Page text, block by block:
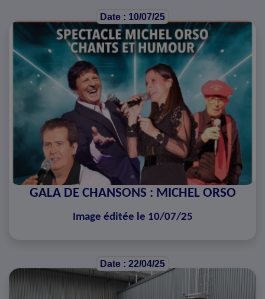
Date : 10/07/25
GALA DE CHANSONS : MICHEL ORSO
Image éditée le 10/07/25
Date : 22/04/25